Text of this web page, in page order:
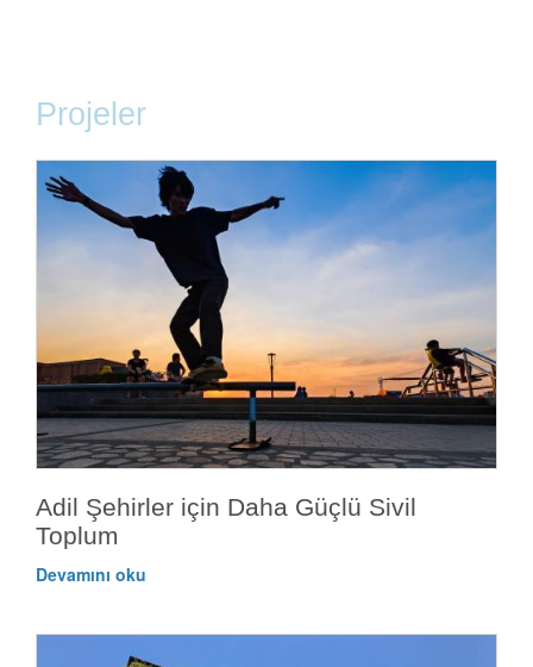
Projeler
Adil Şehirler için Daha Güçlü Sivil
Toplum
Devamını oku